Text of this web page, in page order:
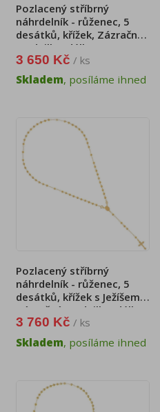
Pozlacený stříbrný
náhrdelník - růženec, 5
desátků, křížek, Zázračná
medailka, délka 52 cm
3 650 Kč / ks
Skladem, posíláme ihned
Pozlacený stříbrný
náhrdelník - růženec, 5
desátků, křížek s Ježíšem,
Zázračná medailka, délka
53 cm
3 760 Kč / ks
Skladem, posíláme ihned